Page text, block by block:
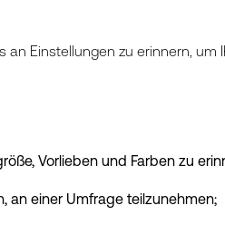
Einstellungen zu erinnern, um
Vorlieben und Farben zu
an einer Umfrage teilzunehmen;